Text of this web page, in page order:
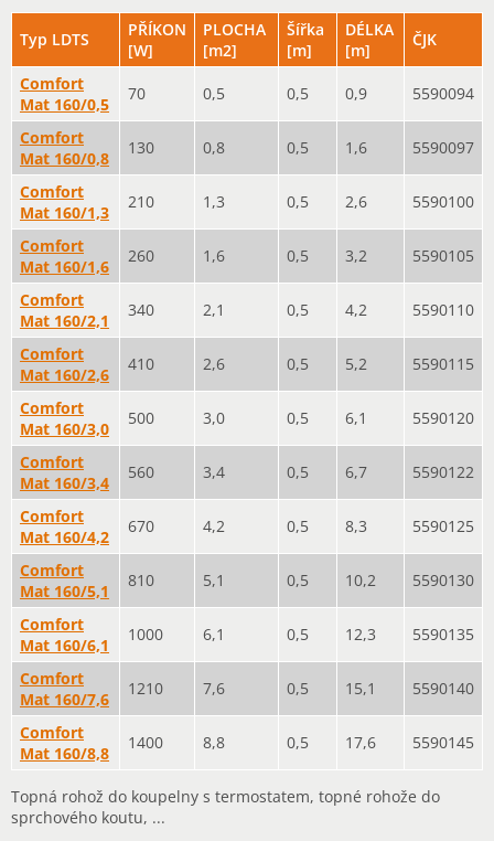
Typ LDTS
PŘÍKON
[W]
PLOCHA
[m2]
Šířka
[m]
DÉLKA
[m]
ČJK
Comfort
Mat 160/0,5
70 0,5 0,5 0,9 5590094
Comfort
Mat 160/0,8
130 0,8 0,5 1,6 5590097
Comfort
Mat 160/1,3
210 1,3 0,5 2,6 5590100
Comfort
Mat 160/1,6
260 1,6 0,5 3,2 5590105
Comfort
Mat 160/2,1
340 2,1 0,5 4,2 5590110
Comfort
Mat 160/2,6
410 2,6 0,5 5,2 5590115
Comfort
Mat 160/3,0
500 3,0 0,5 6,1 5590120
Comfort
Mat 160/3,4
560 3,4 0,5 6,7 5590122
Comfort
Mat 160/4,2
670 4,2 0,5 8,3 5590125
Comfort
Mat 160/5,1
810 5,1 0,5 10,2 5590130
Comfort
Mat 160/6,1
1000 6,1 0,5 12,3 5590135
Comfort
Mat 160/7,6
1210 7,6 0,5 15,1 5590140
Comfort
Mat 160/8,8
1400 8,8 0,5 17,6 5590145
Topná rohož do koupelny s termostatem, topné rohože do
sprchového koutu, ...